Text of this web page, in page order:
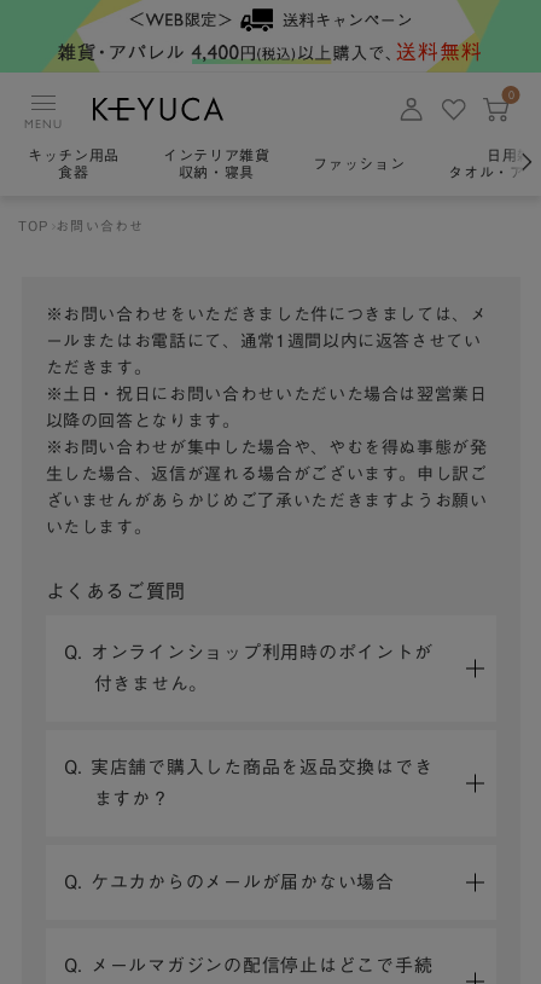
MENU
0
キッチン用品
食器
インテリア雑貨
収納・寝具
ファッション
日用雑
タオル・ア
TOP お問い合わせ
※お問い合わせをいただきました件につきましては、メ
ールまたはお電話にて、通常1週間以内に返答させてい
ただきます。
※土日・祝日にお問い合わせいただいた場合は翌営業日
以降の回答となります。
※お問い合わせが集中した場合や、やむを得ぬ事態が発
生した場合、返信が遅れる場合がございます。申し訳ご
ざいませんがあらかじめご了承いただきますようお願い
いたします。
よくあるご質問
Q. オンラインショップ利用時のポイントが
付きません。
Q. 実店舗で購入した商品を返品交換はでき
ますか？
Q. ケユカからのメールが届かない場合
Q. メールマガジンの配信停止はどこで手続